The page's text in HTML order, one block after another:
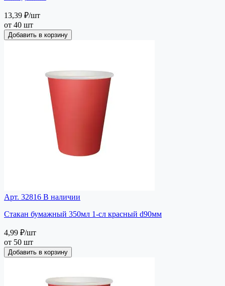
13,39 ₽/шт
от 40 шт
Добавить в корзину
Арт. 32816 В наличии
Стакан бумажный 350мл 1-сл красный d90мм
4,99 ₽/шт
от 50 шт
Добавить в корзину